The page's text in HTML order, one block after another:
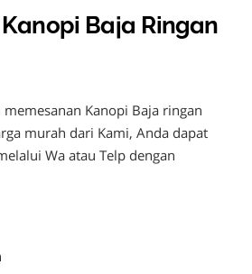
Baja Ringan
Kanopi Baja ringan
murah dari Kami, Anda dapat
Wa atau Telp dengan